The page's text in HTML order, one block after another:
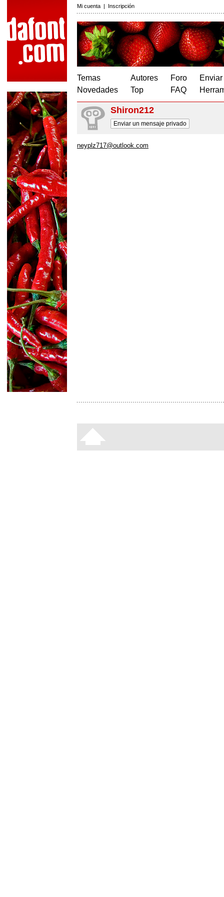
Mi cuenta | Inscripción
Temas
Novedades
Autores
Top
Foro
FAQ
Shiron212
Enviar un mensaje privado
neyplz717@outlook.com